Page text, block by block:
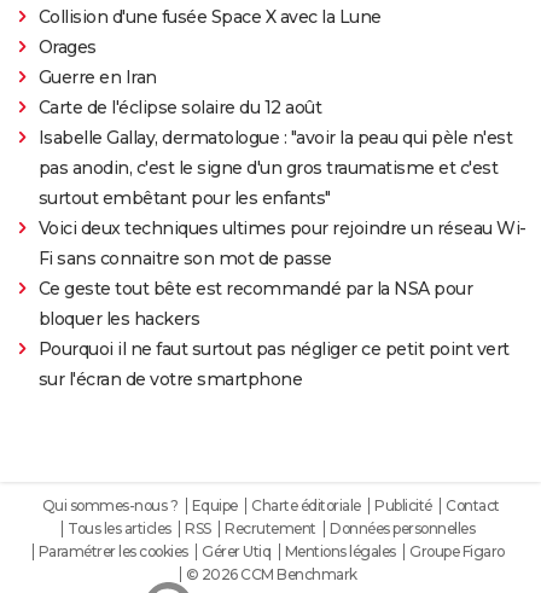
Collision d'une fusée Space X avec la Lune
Orages
Guerre en Iran
Carte de l'éclipse solaire du 12 août
Isabelle Gallay, dermatologue : "avoir la peau qui pèle n'est
pas anodin, c'est le signe d'un gros traumatisme et c'est
surtout embêtant pour les enfants"
Voici deux techniques ultimes pour rejoindre un réseau Wi-
Fi sans connaitre son mot de passe
Ce geste tout bête est recommandé par la NSA pour
bloquer les hackers
Pourquoi il ne faut surtout pas négliger ce petit point vert
sur l'écran de votre smartphone
Qui sommes-nous ? Equipe Charte éditoriale Publicité
Contact
Tous les articles
RSS Recrutement
Données personnelles
Paramétrer les cookies
Gérer Utiq Mentions légales
Groupe Figaro
© 2026 CCM Benchmark